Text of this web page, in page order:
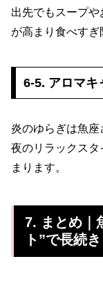
出先でもスープ
が高まり食べすぎ
6-5. アロマキ
炎のゆらぎは魚座
夜のリラックス
まります。
7. まとめ｜
ト”で長続き